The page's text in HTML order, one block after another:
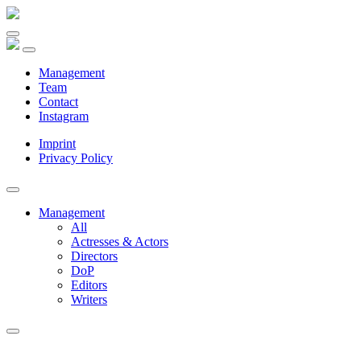
Management
Team
Contact
Instagram
Imprint
Privacy Policy
Management
All
Actresses & Actors
Directors
DoP
Editors
Writers